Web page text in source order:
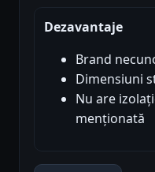
Dezavantaje
Brand
Dimensiuni
Nu are
menționată